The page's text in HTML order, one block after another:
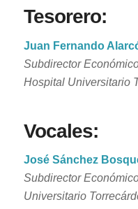
Tesorero:
Juan Fernando
Subdirector
Hospital Universitario
Vocales:
José Sánchez
Subdirector
Universitario